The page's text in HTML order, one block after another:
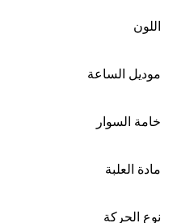
اللون
موديل الساعة
خامة السوار
مادة العلبة
نوع الحركة